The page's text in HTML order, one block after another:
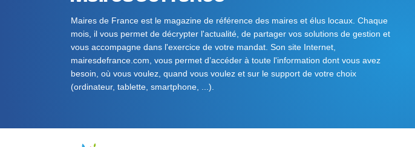
Maires de France est le magazine de référence des maires et élus locaux. Chaque
mois, il vous permet de décrypter l'actualité, de partager vos solutions de gestion et
vous accompagne dans l'exercice de votre mandat. Son site Internet,
mairesdefrance.com, vous permet d’accéder à toute l'information dont vous avez
besoin, où vous voulez, quand vous voulez et sur le support de votre choix
(ordinateur, tablette, smartphone, ...).